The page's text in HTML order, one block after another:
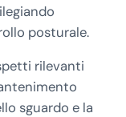
posturale.
rilevanti
sguardo e la